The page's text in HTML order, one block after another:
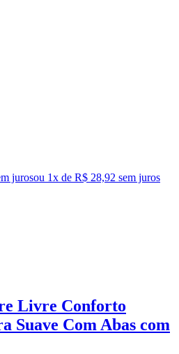
jurosou 1x de R$ 28,92 sem juros
Livre Conforto
Suave Com Abas com